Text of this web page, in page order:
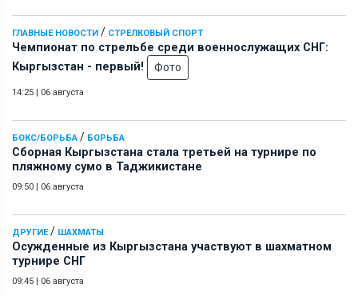
ГЛАВНЫЕ НОВОСТИ / СТРЕЛКОВЫЙ СПОРТ
Чемпионат по стрельбе среди военнослужащих СНГ:
Кыргызстан - первый!
Фото
14:25 | 06 августа
БОКС/БОРЬБА / БОРЬБА
Сборная Кыргызстана стала третьей на турнире по
пляжному сумо в Таджикистане
09:50 | 06 августа
ДРУГИЕ/ ШАХМАТЫ
Осужденные из Кыргызстана участвуют в шахматном
турнире СНГ
09:45 | 06 августа